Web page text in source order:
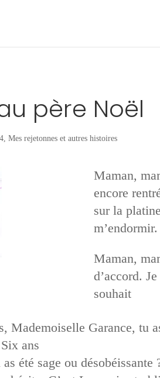
père Noël
,Mes rejetonnes et autres histoires
Maman,
encore
sur la
m’endormir.
Maman,
d’accord.
souhait
Mademoiselle Garance, tu
ans
été sage ou désobéissante